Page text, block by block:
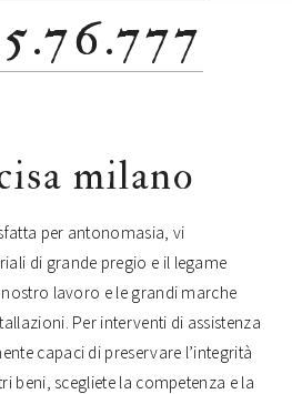
milano
per antonomasia, vi
di grande pregio e il legame
lavoro e le grandi marche
Per interventi di assistenza
capaci di preservare l’integrità
beni, scegliete la competenza e la